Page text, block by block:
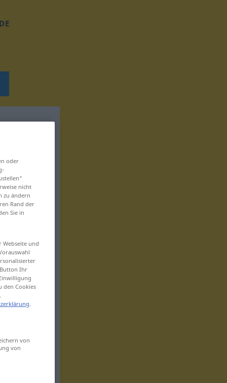
DE
oder
nicht
zu ändern
Rand der
Sie in
und
Ihr
den Cookies
.
von
von